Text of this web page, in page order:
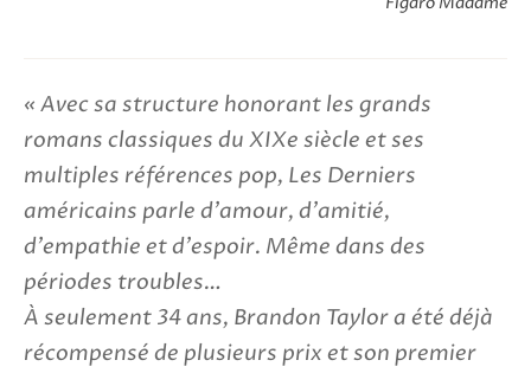
Avec sa structure honorant les grands
romans classiques du XIXe siècle et ses
multiples références pop, Les Derniers
américains parle d'amour, d'amitié,
d'empathie et d'espoir. Même dans des
périodes troubles…
À seulement 34 ans, Brandon Taylor a été déjà
récompensé de plusieurs prix et son premier